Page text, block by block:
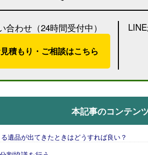
合わせ（24時間受付中）
積もり・ご相談はこちら
本記事のコンテン
遺品が出てきたときはどうすれば良い？